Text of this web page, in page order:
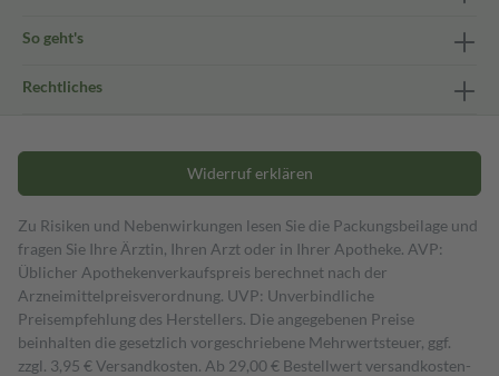
So geht's
Rechtliches
Widerruf erklären
Zu Risiken und Nebenwirkungen lesen Sie die Packungsbeilage und
fragen Sie Ihre Ärztin, Ihren Arzt oder in Ihrer Apotheke. AVP:
Üblicher Apothekenverkaufspreis berechnet nach der
Arzneimittelpreisverordnung. UVP: Unverbindliche
Preisempfehlung des Herstellers. Die angegebenen Preise
beinhalten die gesetzlich vorgeschriebene Mehrwertsteuer, ggf.
zzgl. 3,95 € Versandkosten. Ab 29,00 € Bestell­wert versand­kosten­